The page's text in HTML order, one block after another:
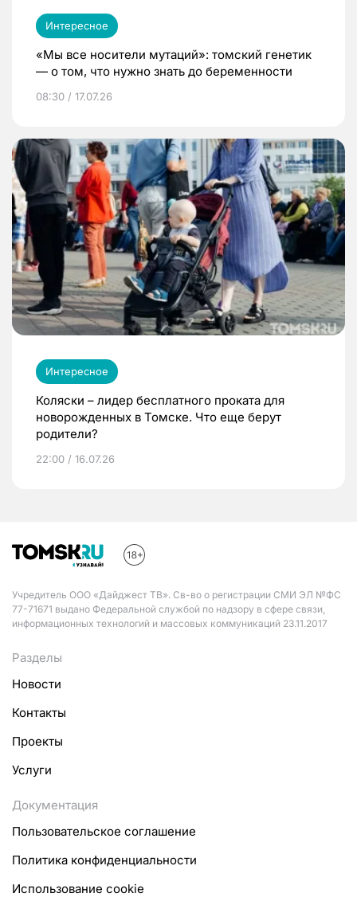
Интересное
«Мы все носители мутаций»: томский генетик
— о том, что нужно знать до беременности
08:30 / 17.07.26
Интересное
Коляски – лидер бесплатного проката для
новорожденных в Томске. Что еще берут
родители?
22:00 / 16.07.26
Учредитель ООО «Дайджест ТВ». Св-во о регистрации СМИ ЭЛ №ФС
77-71671 выдано Федеральной службой по надзору в сфере связи,
информационных технологий и массовых коммуникаций 23.11.2017
Разделы
Новости
Контакты
Проекты
Услуги
Документация
Пользовательское соглашение
Политика конфиденциальности
Использование cookie